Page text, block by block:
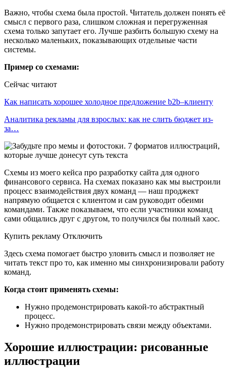
Важно, чтобы схема была простой. Читатель должен понять её
смысл с первого раза, слишком сложная и перегруженная
схема только запутает его. Лучше разбить большую схему на
несколько маленьких, показывающих отдельные части
системы.
Пример со схемами:
Сейчас читают
Как написать хорошее холодное предложение b2b–клиенту
Аналитика рекламы для взрослых: как не слить бюджет из-
за…
Схемы из моего кейса про разработку сайта для одного
финансового сервиса. На схемах показано как мы выстроили
процесс взаимодействия двух команд — наш проджект
напрямую общается с клиентом и сам руководит обеими
командами. Также показываем, что если участники команд
сами общались друг с другом, то получился бы полный хаос.
Купить рекламу Отключить
Здесь схема помогает быстро уловить смысл и позволяет не
читать текст про то, как именно мы синхронизировали работу
команд.
Когда стоит применять схемы:
Нужно продемонстрировать какой-то абстрактный
процесс.
Нужно продемонстрировать связи между объектами.
Хорошие иллюстрации: рисованные
иллюстрации